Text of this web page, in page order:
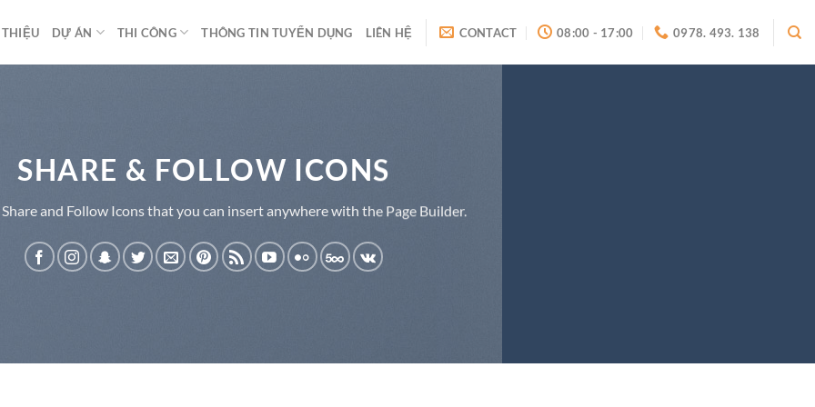
DỰ ÁN THI CÔNG THÔNG TIN TUYỂN DỤNG LIÊN HỆ CONTACT 08:00 - 17:00 0978. 493. 138
SHARE & FOLLOW ICONS
and Follow Icons that you can insert anywhere with the Page Builder.